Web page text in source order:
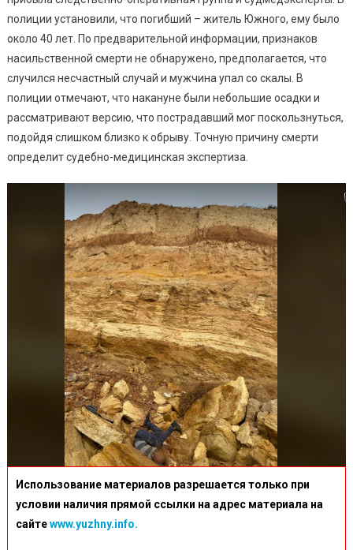
полиции установили, что погибший – житель Южного, ему было
около 40 лет. По предварительной информации, признаков
насильственной смерти не обнаружено, предполагается, что
случился несчастный случай и мужчина упал со скалы. В
полиции отмечают, что накануне были небольшие осадки и
рассматривают версию, что пострадавший мог поскользнуться,
подойдя слишком близко к обрыву. Точную причину смерти
определит судебно-медицинская экспертиза.
Использование материалов разрешается только при
условии наличия прямой ссылки на адрес материала на
сайтеwww.yuzhny.info.